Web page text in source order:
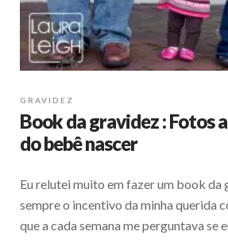
GRAVIDEZ
Book da gravidez : Fotos
do bebê nascer
Eu relutei muito em fazer um book da
sempre o incentivo da minha querida
que a cada semana me perguntava se